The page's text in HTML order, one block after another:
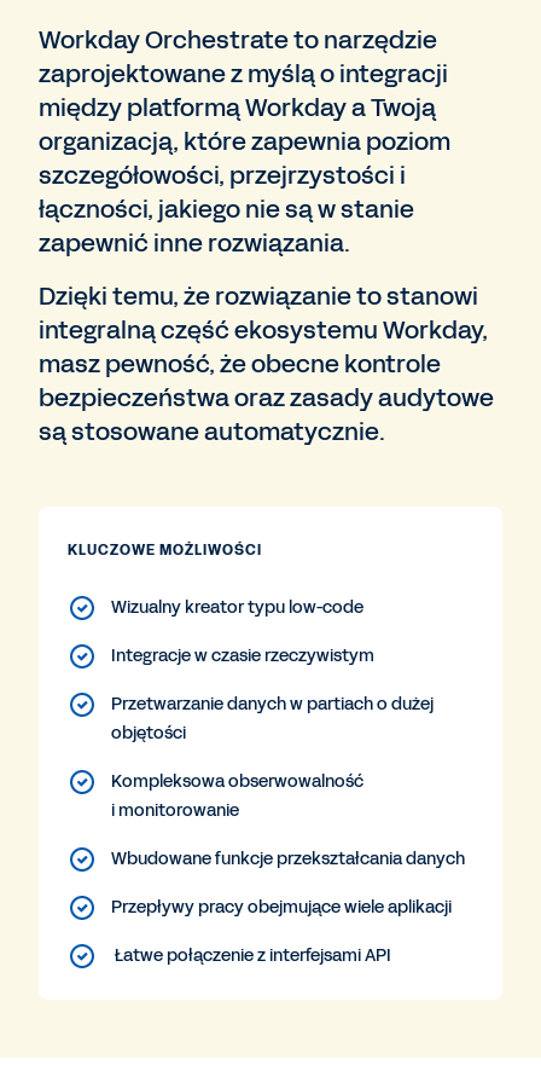
Workday Orchestrate to narzędzie
zaprojektowane z myślą o integracji
między platformą Workday a Twoją
organizacją, które zapewnia poziom
szczegółowości, przejrzystości i
łączności, jakiego nie są w stanie
zapewnić inne rozwiązania.
Dzięki temu, że rozwiązanie to stanowi
integralną część ekosystemu Workday,
masz pewność, że obecne kontrole
bezpieczeństwa oraz zasady audytowe
są stosowane automatycznie.
KLUCZOWE MOŻLIWOŚCI
Wizualny kreator typu low-code
Integracje w czasie rzeczywistym
Przetwarzanie danych w partiach o dużej
objętości
Kompleksowa obserwowalność
i monitorowanie
Wbudowane funkcje przekształcania danych
Przepływy pracy obejmujące wiele aplikacji
Łatwe połączenie z interfejsami API